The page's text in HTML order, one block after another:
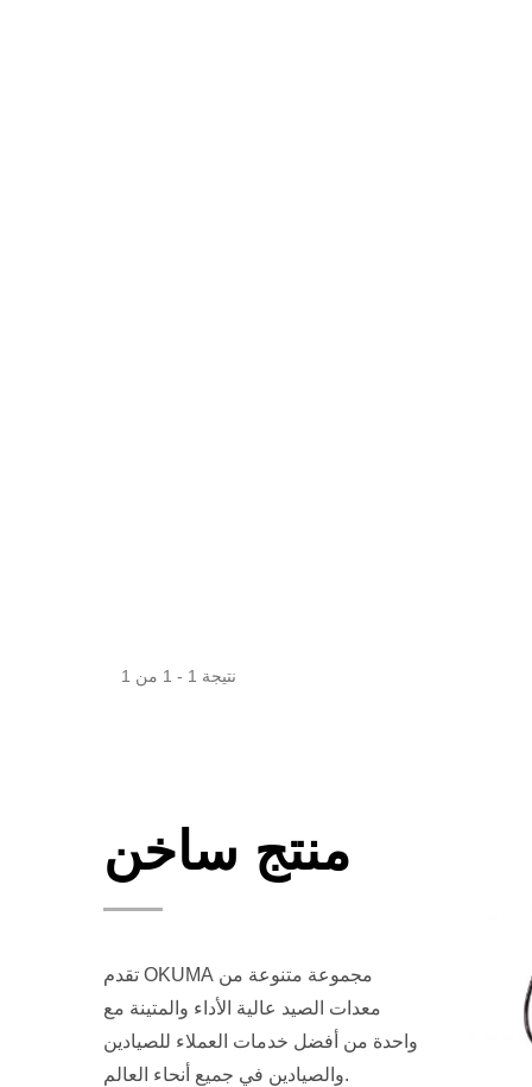
نتيجة 1 - 1 من 1
منتج ساخن
تقدم OKUMA مجموعة متنوعة من
معدات الصيد عالية الأداء والمتينة مع
واحدة من أفضل خدمات العملاء للصيادين
والصيادين في جميع أنحاء العالم.